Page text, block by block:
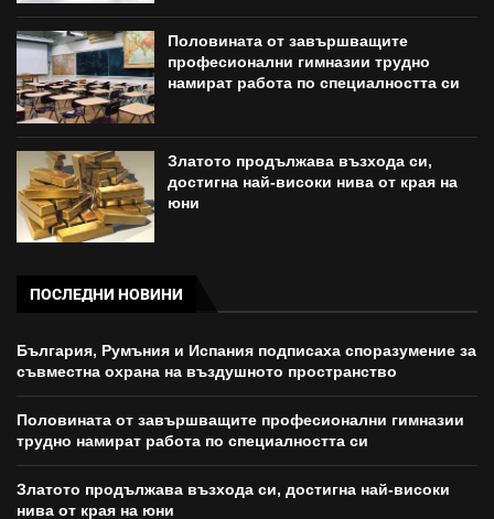
Половината от завършващите
професионални гимназии трудно
намират работа по специалността си
Златото продължава възхода си,
достигна най-високи нива от края на
юни
ПОСЛЕДНИ НОВИНИ
България, Румъния и Испания подписаха споразумение за
съвместна охрана на въздушното пространство
Половината от завършващите професионални гимназии
трудно намират работа по специалността си
Златото продължава възхода си, достигна най-високи
нива от края на юни